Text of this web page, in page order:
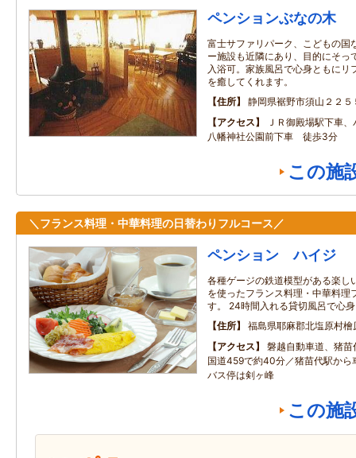
ペンションぶなの木
富士サファリパーク、こどもの国
ー施設も近隣にあり、目的にそっ
入浴可。家族風呂で心身ともにリ
を癒してくれます。
住所
静岡県裾野市須山２２５
アクセス
ＪＲ御殿場駅下車
八幡神社公園前下車 徒歩3分
この施
＼フランス料理・中華料理の日替わりフルコース／
ペンション ハイジ
各種ゲージの鉄道模型がある楽し
を使ったフランス料理・中華料理
す。 24時間入れる貸切風呂で心
住所
福島県耶麻郡北塩原村
アクセス
磐越自動車道、猪
国道459で約40分／猪苗代駅から
バス停は剣ヶ峰
この施